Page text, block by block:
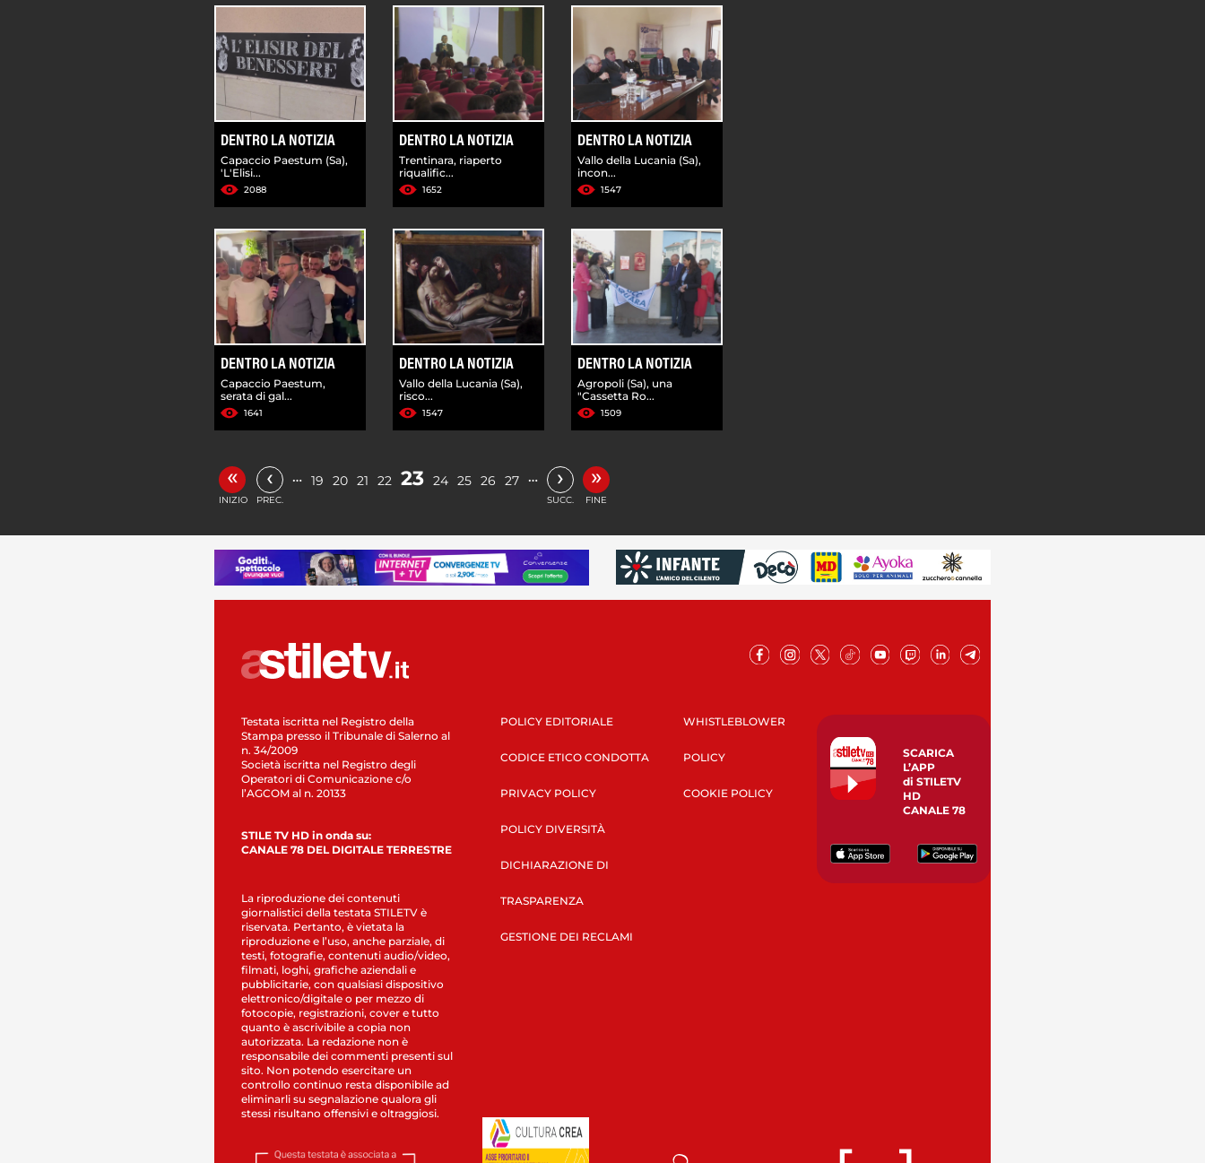
DENTRO LA NOTIZIA
Capaccio Paestum (Sa),
'L'Elisi...
2088
DENTRO LA NOTIZIA
Trentinara, riaperto
riqualific...
1652
DENTRO LA NOTIZIA
Vallo della Lucania (Sa),
incon...
1547
DENTRO LA NOTIZIA
Capaccio Paestum,
serata di gal...
1641
DENTRO LA NOTIZIA
Vallo della Lucania (Sa),
risco...
1547
DENTRO LA NOTIZIA
Agropoli (Sa), una
"Cassetta Ro...
1509
«
INIZIO
‹
PREC.
… 19 20 21 22 23 24 25 26 27 … ›
SUCC.
»
FINE
Testata iscritta nel Registro della
Stampa presso il Tribunale di Salerno al
n. 34/2009
Società iscritta nel Registro degli
Operatori di Comunicazione c/o
l’AGCOM al n. 20133
STILE TV HD in onda su:
CANALE 78 DEL DIGITALE TERRESTRE
La riproduzione dei contenuti
giornalistici della testata STILETV è
riservata. Pertanto, è vietata la
riproduzione e l’uso, anche parziale, di
testi, fotografie, contenuti audio/video,
filmati, loghi, grafiche aziendali e
pubblicitarie, con qualsiasi dispositivo
elettronico/digitale o per mezzo di
fotocopie, registrazioni, cover e tutto
quanto è ascrivibile a copia non
autorizzata. La redazione non è
responsabile dei commenti presenti sul
sito. Non potendo esercitare un
controllo continuo resta disponibile ad
eliminarli su segnalazione qualora gli
stessi risultano offensivi e oltraggiosi.
POLICY EDITORIALE
CODICE ETICO CONDOTTA
PRIVACY POLICY
POLICY DIVERSITÀ
DICHIARAZIONE DI
TRASPARENZA
GESTIONE DEI RECLAMI
WHISTLEBLOWER
POLICY
COOKIE POLICY
SCARICA
L’APP
di STILETV
HD
CANALE 78